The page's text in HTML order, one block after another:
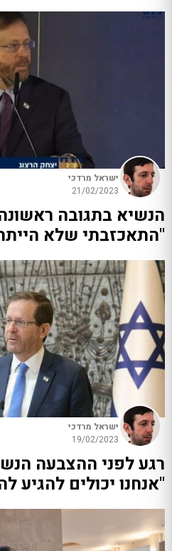
ישראל מרדכי
21/02/2023
הנשיא בתגובה
"התאכזבתי שלא
ישראל מרדכי
19/02/2023
רגע לפני ההצבעה
"אנחנו יכולים להגיע